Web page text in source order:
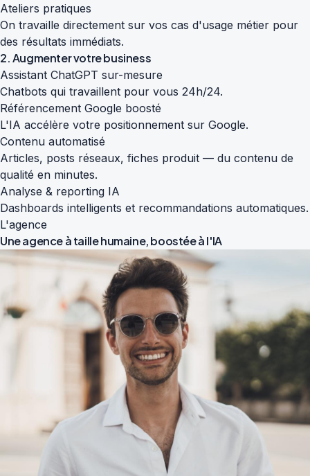
Ateliers pratiques
On travaille directement sur vos cas d'usage métier pour
des résultats immédiats.
2. Augmenter votre business
Assistant ChatGPT sur-mesure
Chatbots qui travaillent pour vous 24h/24.
Référencement Google boosté
L'IA accélère votre positionnement sur Google.
Contenu automatisé
Articles, posts réseaux, fiches produit — du contenu de
qualité en minutes.
Analyse & reporting IA
Dashboards intelligents et recommandations automatiques.
L'agence
Une agence à taille humaine,boostée à l'IA